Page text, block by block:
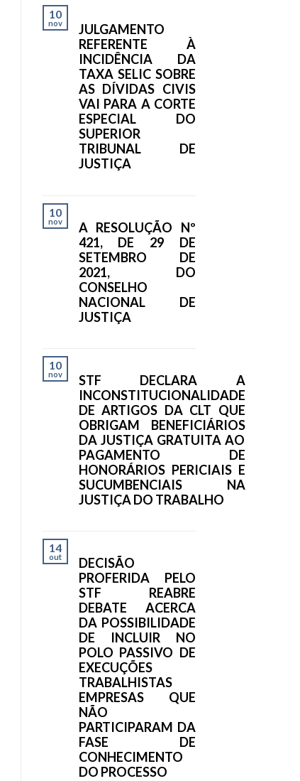
10
nov
JULGAMENTO
REFERENTE À
INCIDÊNCIA DA
TAXA SELIC SOBRE
AS DÍVIDAS CIVIS
VAI PARA A CORTE
ESPECIAL DO
SUPERIOR
TRIBUNAL DE
JUSTIÇA
10
nov
A RESOLUÇÃO Nº
421, DE 29 DE
SETEMBRO DE
2021, DO
CONSELHO
NACIONAL DE
JUSTIÇA
10
nov
STF DECLARA A
INCONSTITUCIONALIDADE
DE ARTIGOS DA CLT QUE
OBRIGAM BENEFICIÁRIOS
DA JUSTIÇA GRATUITA AO
PAGAMENTO DE
HONORÁRIOS PERICIAIS E
SUCUMBENCIAIS NA
JUSTIÇA DO TRABALHO
14
out
DECISÃO
PROFERIDA PELO
STF REABRE
DEBATE ACERCA
DA POSSIBILIDADE
DE INCLUIR NO
POLO PASSIVO DE
EXECUÇÕES
TRABALHISTAS
EMPRESAS QUE
NÃO
PARTICIPARAM DA
FASE DE
CONHECIMENTO
DO PROCESSO